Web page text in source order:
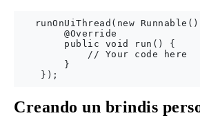
runOnUiThread(new Runnable()
        @Override
        public void run() {
            // Your code here
        }
Creando un brindis